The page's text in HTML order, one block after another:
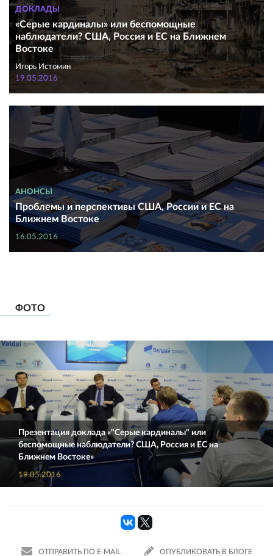
ДОКЛАДЫ
«Серые кардиналы» или беспомощные
наблюдатели? США, Россия и ЕС на Ближнем
Востоке
Игорь Истомин
19.05.2016
АНОНСЫ
Проблемы и перспективы США, России и ЕС на
Ближнем Востоке
16.05.2016
ФОТО
Презентация доклада «"Серые кардиналы" или
беспомощные наблюдатели? США, Россия и ЕС на
Ближнем Востоке»
19.05.2016
ОТПРАВИТЬ ПО E-MAIL ОПУБЛИКОВАТЬ В БЛОГЕ